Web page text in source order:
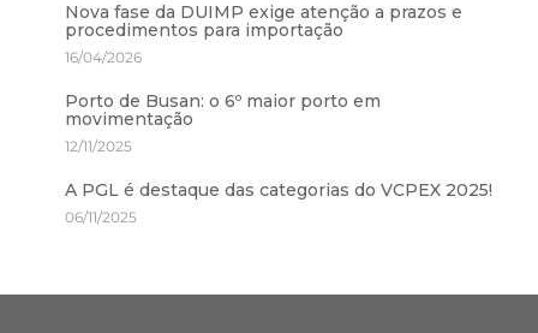
Nova fase da DUIMP exige atenção a prazos e
procedimentos para importação
16/04/2026
Porto de Busan: o 6º maior porto em
movimentação
12/11/2025
A PGL é destaque das categorias do VCPEX 2025!
06/11/2025